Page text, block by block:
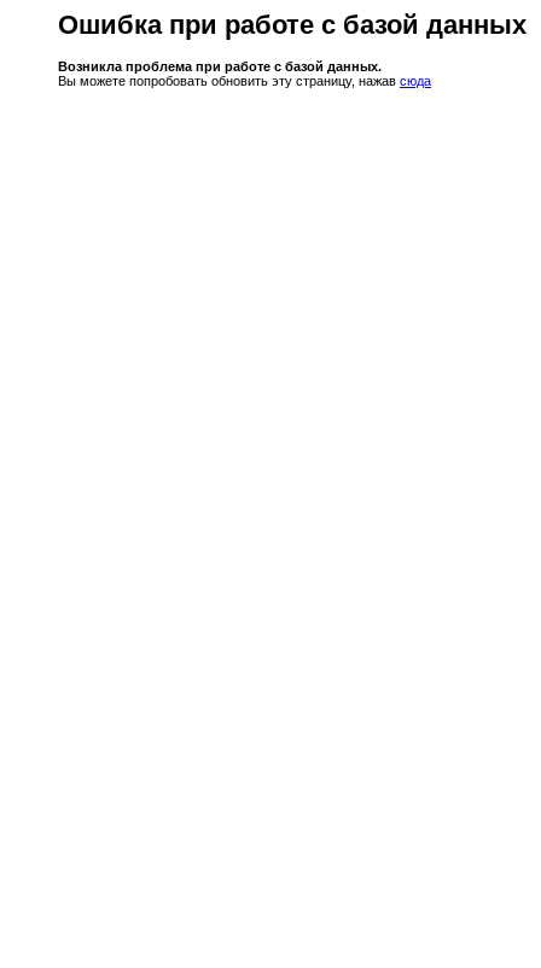
Ошибка при работе с базой данных
Возникла проблема при работе с базой данных.
Вы можете попробовать обновить эту страницу, нажав сюда